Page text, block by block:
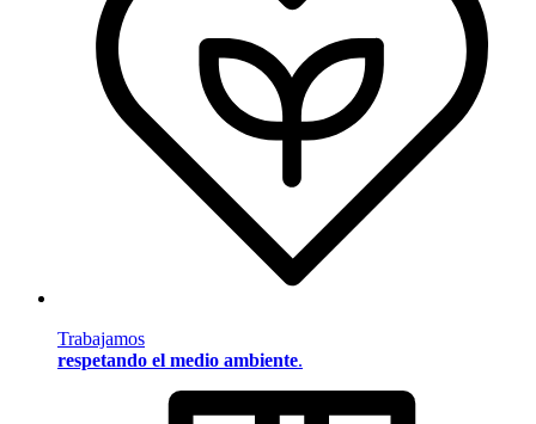
Trabajamos
respetando el medio ambiente.